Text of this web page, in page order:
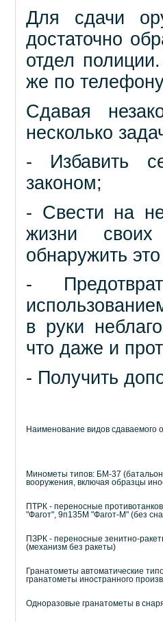
Для сдачи
достаточно
отдел
же по
Сдавая
несколько
- Избавить
законом;
- Свести на
жизни
обнаружить
-
в руки
что даже и
- Получить
Наименование видов сдаваемого
Минометы типов: БМ-37
вооружения, включая образцы
ПТРК - переносные
"Фагот", 9п135М "Фагот-М" (без
ПЗРК - переносные зенитно-
(механизм без ракеты)
Гранатометы автоматические
гранатометы иностранного
Одноразовые гранатометы в